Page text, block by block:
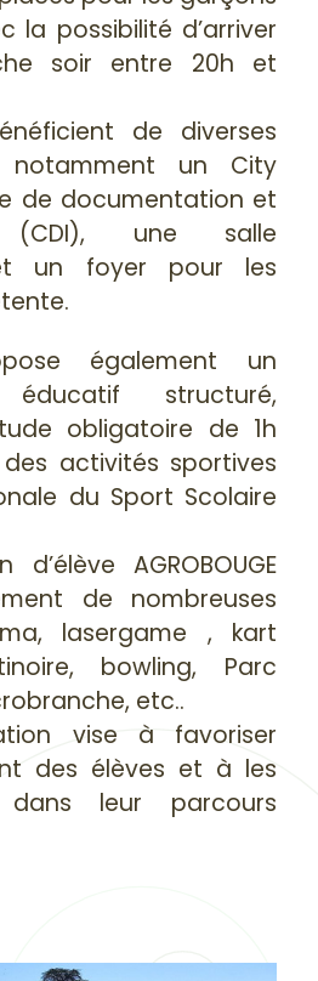
la possibilité d’arriver
soir entre 20h et
de diverses
notamment un City
de documentation et
(CDI), une salle
un foyer pour les
également un
éducatif structuré,
obligatoire de 1h
activités sportives
du Sport Scolaire
AGROBOUGE
de nombreuses
lasergame , kart
bowling, Parc
etc..
vise à favoriser
des élèves et à les
dans leur parcours